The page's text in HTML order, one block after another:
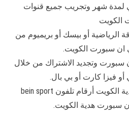
لمدة شهر وتجريب جميع قنوات
الكويت
الرياضية أو بيسك أو بريميوم من
ان سبورت الكويت.
سبورت وتجديد الاشتراك من خلال
أو فيزا كارت أو بي بال.
رقم بي ان سبورت هدية الكويت أرقام تلفون bein sport
سبورت هدية الكويت.